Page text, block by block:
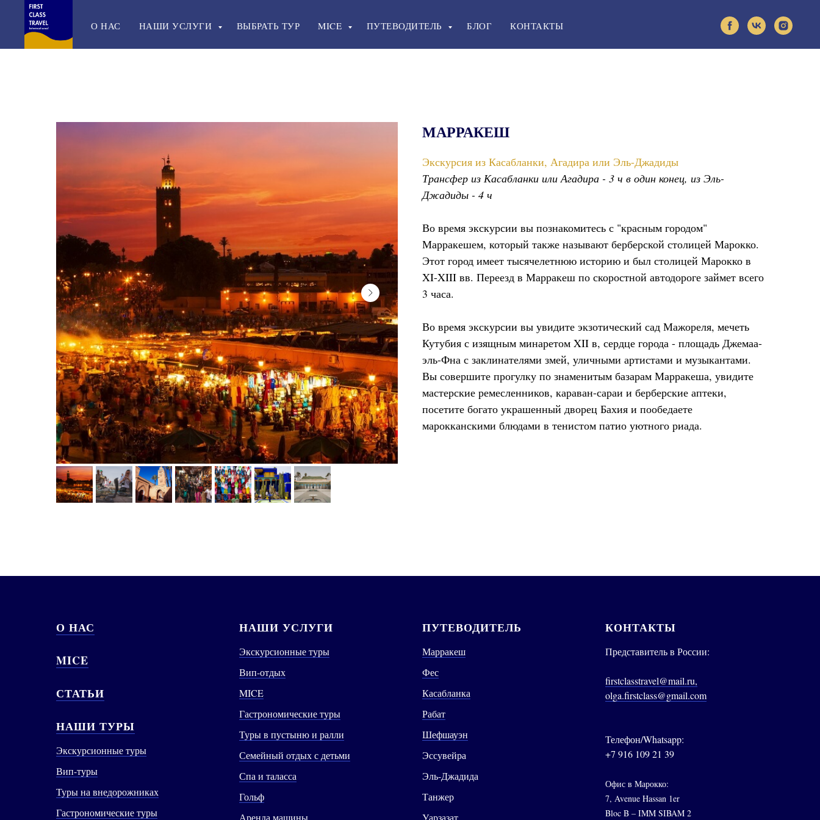
О НАС НАШИ УСЛУГИ ВЫБРАТЬ ТУР MICE ПУТЕВОДИТЕЛЬ БЛОГ КОНТАКТЫ
МАРРАКЕШ
Экскурсия из Касабланки, Агадира или Эль-Джадиды
Трансфер из Касабланки или Агадира - 3 ч в один конец, из Эль-
Джадиды - 4 ч
Во время экскурсии вы познакомитесь с "красным городом"
Марракешем, который также называют берберской столицей Марокко.
Этот город имеет тысячелетнюю историю и был столицей Марокко в
XI-XIII вв. Переезд в Марракеш по скоростной автодороге займет всего
3 часа.
Во время экскурсии вы увидите экзотический сад Мажореля, мечеть
Кутубия с изящным минаретом XII в, сердце города - площадь Джемаа-
эль-Фна с заклинателями змей, уличными артистами и музыкантами.
Вы совершите прогулку по знаменитым базарам Марракеша, увидите
мастерские ремесленников, караван-сараи и берберские аптеки,
посетите богато украшенный дворец Бахия и пообедаете
марокканскими блюдами в тенистом патио уютного риада.
О НАС
MICE
СТАТЬИ
НАШИ ТУРЫ
Экскурсионные туры
Вип-туры
Туры на внедорожниках
Гастрономические туры
НАШИ УСЛУГИ
Экскурсионные туры
Вип-отдых
MICE
Гастрономические туры
Туры в пустыню и ралли
Семейный отдых с детьми
Спа и таласса
Гольф
Аренда машины
ПУТЕВОДИТЕЛЬ
Марракеш
Фес
Касабланка
Рабат
Шефшауэн
Эссувейра
Эль-Джадида
Танжер
Уарзазат
КОНТАКТЫ
Представитель в России:
firstclasstravel@mail.ru,
olga.firstclass@gmail.com
Телефон/Whatsapp:
+7 916 109 21 39
Офис в Марокко:
7, Avenue Hassan 1er
Bloc B – IMM SIBAM 2